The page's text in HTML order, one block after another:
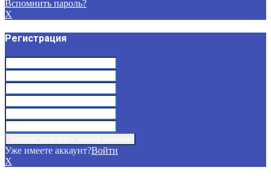
Вспомнить пароль?
X
Регистрация
Уже имеете аккаунт?Войти
X